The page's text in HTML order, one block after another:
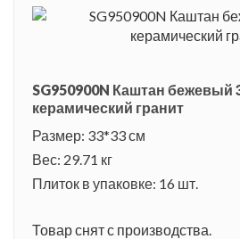
SG950900N Каштан бежевый
керамический гранит
Размер: 33*33 см
Вес: 29.71 кг
Плиток в упаковке: 16 шт.
Товар снят с производства.